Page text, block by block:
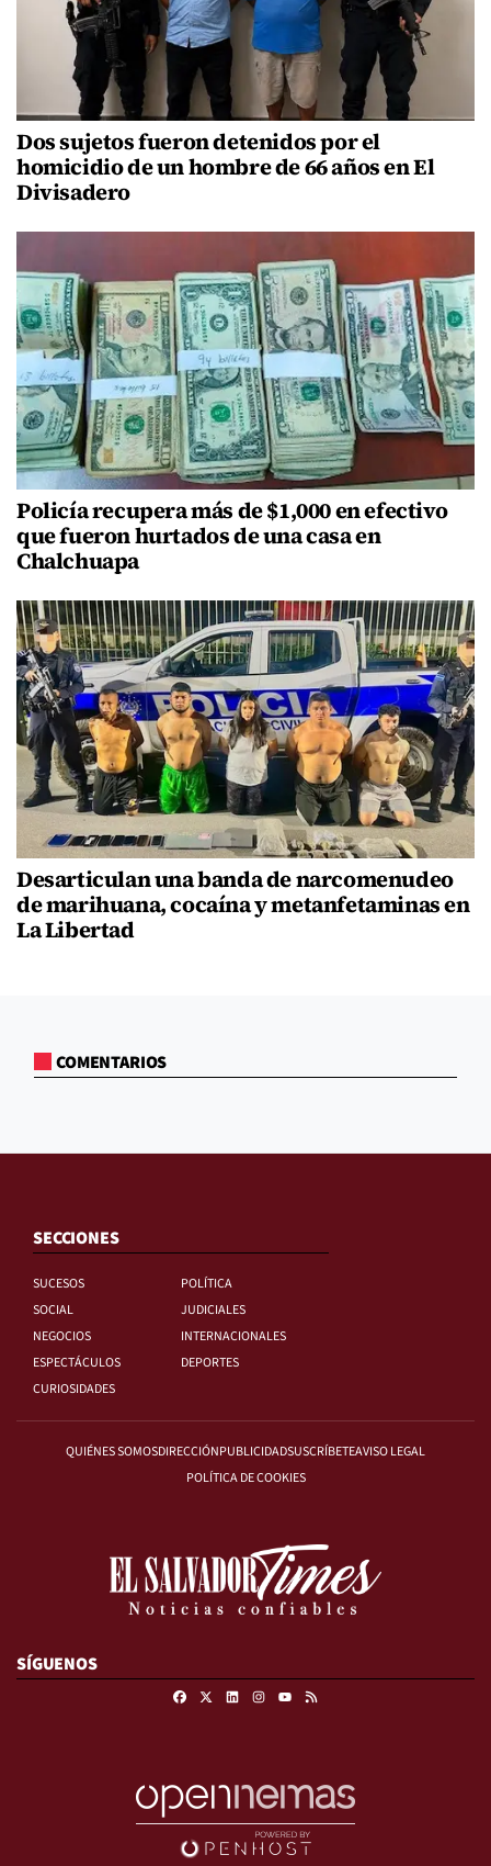
Dos sujetos fueron detenidos por el
homicidio de un hombre de 66 años en El
Divisadero
Policía recupera más de $1,000 en efectivo
que fueron hurtados de una casa en
Chalchuapa
Desarticulan una banda de narcomenudeo
de marihuana, cocaína y metanfetaminas en
La Libertad
COMENTARIOS
SECCIONES
SUCESOS
POLÍTICA
SOCIAL
JUDICIALES
NEGOCIOS
INTERNACIONALES
ESPECTÁCULOS
DEPORTES
CURIOSIDADES
QUIÉNES SOMOSDIRECCIÓNPUBLICIDADSUSCRÍBETEAVISO LEGAL
POLÍTICA DE COOKIES
SÍGUENOS
FacebookLinkedinInstagram